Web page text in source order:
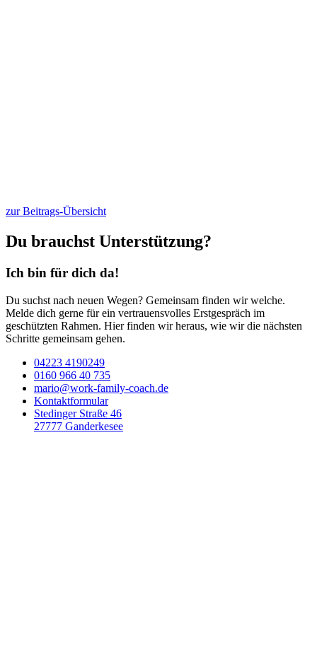
zur Beitrags-Übersicht
Du brauchst Unterstützung?
Ich bin für dich da!
Du suchst nach neuen Wegen? Gemeinsam finden wir welche.
Melde dich gerne für ein vertrauensvolles Erstgespräch im
geschützten Rahmen. Hier finden wir heraus, wie wir die nächsten
Schritte gemeinsam gehen.
04223 4190249
0160 966 40 735
mario@work-family-coach.de
Kontaktformular
Stedinger Straße 46
27777 Ganderkesee